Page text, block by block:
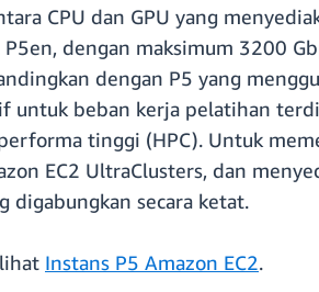
CPU dan GPU yang
dengan maksimum 3200
dengan P5 yang
untuk beban kerja pelatihan
tinggi (HPC). Untuk
EC2 UltraClusters, dan
digabungkan secara ketat.
Instans P5 Amazon EC2.